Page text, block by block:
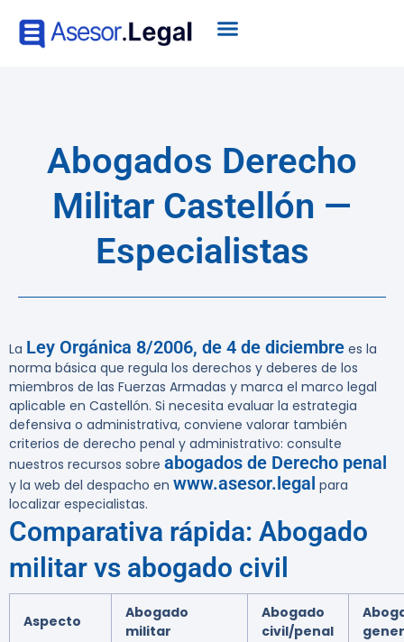
Abogados Derecho
Militar Castellón —
Especialistas
La Ley Orgánica 8/2006, de 4 de diciembre es la
norma básica que regula los derechos y deberes de los
miembros de las Fuerzas Armadas y marca el marco legal
aplicable en Castellón. Si necesita evaluar la estrategia
defensiva o administrativa, conviene valorar también
criterios de derecho penal y administrativo: consulte
nuestros recursos sobre abogados de Derecho penal
y la web del despacho en www.asesor.legal para
localizar especialistas.
Comparativa rápida: Abogado
militar vs abogado civil
Aspecto
Abogado
militar
Abogado
civil/penal